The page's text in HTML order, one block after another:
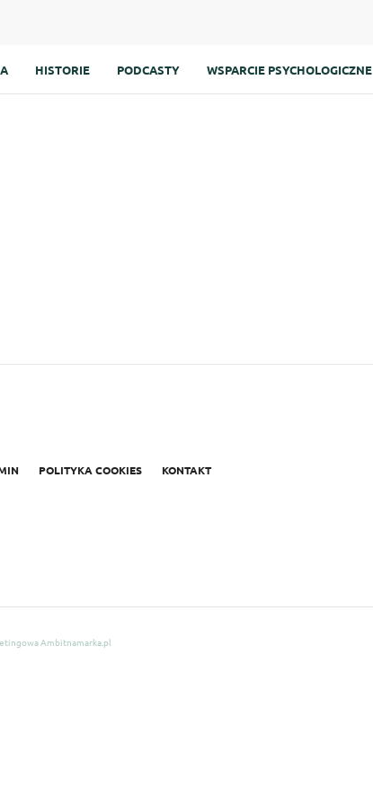
HISTORIE PODCASTY WSPARCIE PSYCHOLOGICZNE
POLITYKA COOKIES KONTAKT
Ambitnamarka.pl